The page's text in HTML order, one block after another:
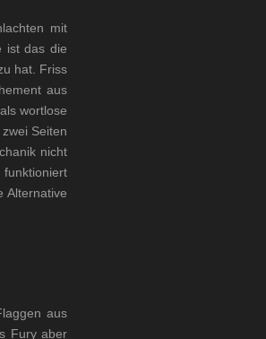
mit
ist das die
hat. Friss
aus
wortlose
Seiten
nicht
Alternative
aus
Fury aber